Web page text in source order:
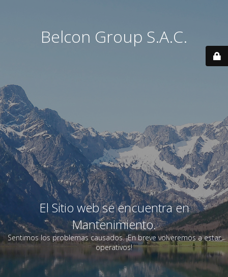
Belcon Group S.A.C.
El Sitio web se encuentra en
Mantenimiento.
Sentimos los problemas causados. ¡En breve volveremos a estar
operativos!